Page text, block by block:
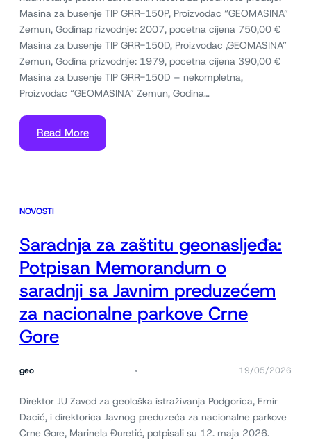
Masina za busenje TIP GRR-150P, Proizvodac “GEOMASINA”
Zemun, Godinap rizvodnje: 2007, pocetna cijena 750,00 €
Masina za busenje TIP GRR-150D, Proizvodac ,GEOMASINA”
Zemun, Godina prizvodnje: 1979, pocetna cijena 390,00 €
Masina za busenje TIP GRR-150D – nekompletna,
Proizvodac “GEOMASINA” Zemun, Godina…
Read More
NOVOSTI
Saradnja za zaštitu geonasljeđa:
Potpisan Memorandum o
saradnji sa Javnim preduzećem
za nacionalne parkove Crne
Gore
geo 19/05/2026
Direktor JU Zavod za geološka istraživanja Podgorica, Emir
Dacić, i direktorica Javnog preduzeća za nacionalne parkove
Crne Gore, Marinela Đuretić, potpisali su 12. maja 2026.